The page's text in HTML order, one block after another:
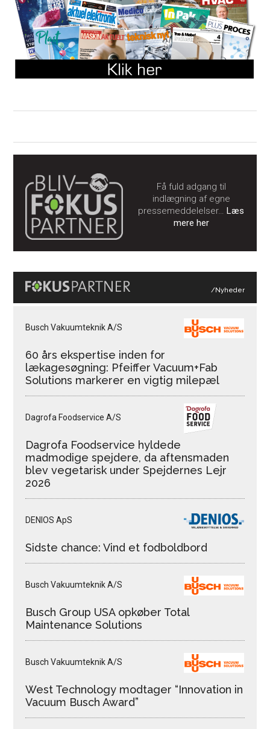
Få fuld adgang til
indlægning af egne
pressemeddelelser…Læs
mere her
/Nyheder
Busch Vakuumteknik A/S
60 års ekspertise inden for
lækagesøgning: Pfeiffer Vacuum+Fab
Solutions markerer en vigtig milepæl
Dagrofa Foodservice A/S
Dagrofa Foodservice hyldede
madmodige spejdere, da aftensmaden
blev vegetarisk under Spejdernes Lejr
2026
DENIOS ApS
Sidste chance: Vind et fodboldbord
Busch Vakuumteknik A/S
Busch Group USA opkøber Total
Maintenance Solutions
Busch Vakuumteknik A/S
West Technology modtager “Innovation in
Vacuum Busch Award”